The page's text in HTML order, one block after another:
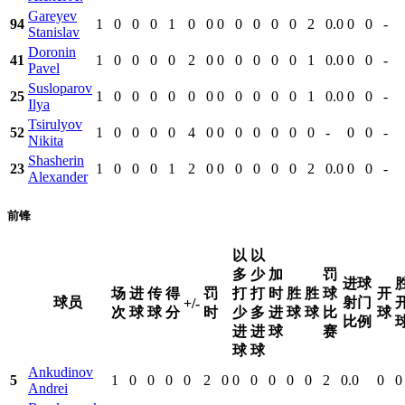
94
Gareyev
Stanislav
1 0 0 0 1 0 0 0 0 0 0 0 2 0.0 0 0 -
41
Doronin
Pavel
1 0 0 0 0 2 0 0 0 0 0 0 1 0.0 0 0 -
25
Susloparov
Ilya
1 0 0 0 0 0 0 0 0 0 0 0 1 0.0 0 0 -
52
Tsirulyov
Nikita
1 0 0 0 0 4 0 0 0 0 0 0 0 - 0 0 -
23
Shasherin
Alexander
1 0 0 0 1 2 0 0 0 0 0 0 2 0.0 0 0 -
前锋
球员
场
次
进
球
传
球
得
分
+/-
罚
时
以
多
打
少
进
球
以
少
打
多
进
球
加
时
进
球
胜
球
胜
球
罚
球
比
赛
进球
射门
比例
开
球
5
Ankudinov
Andrei
1 0 0 0 0 2 0 0 0 0 0 0 2 0.0 0 0